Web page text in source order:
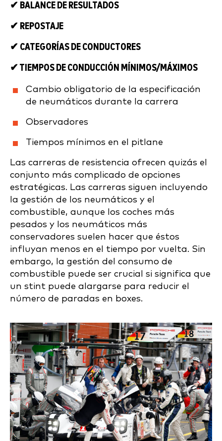
✔ BALANCE DE RESULTADOS
✔ REPOSTAJE
✔ CATEGORÍAS DE CONDUCTORES
✔ TIEMPOS DE CONDUCCIÓN MÍNIMOS/MÁXIMOS
Cambio obligatorio de la especificación
de neumáticos durante la carrera
Observadores
Tiempos mínimos en el pitlane
Las carreras de resistencia ofrecen quizás el
conjunto más complicado de opciones
estratégicas. Las carreras siguen incluyendo
la gestión de los neumáticos y el
combustible, aunque los coches más
pesados y los neumáticos más
conservadores suelen hacer que éstos
influyan menos en el tiempo por vuelta. Sin
embargo, la gestión del consumo de
combustible puede ser crucial si significa que
un stint puede alargarse para reducir el
número de paradas en boxes.